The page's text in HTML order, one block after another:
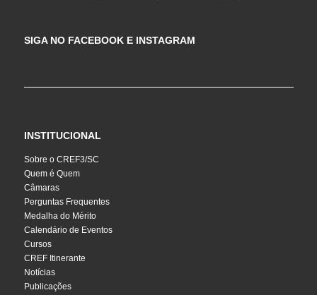
SIGA NO FACEBOOK E INSTAGRAM
INSTITUCIONAL
Sobre o CREF3/SC
Quem é Quem
Câmaras
Perguntas Frequentes
Medalha do Mérito
Calendário de Eventos
Cursos
CREF Itinerante
Notícias
Publicações